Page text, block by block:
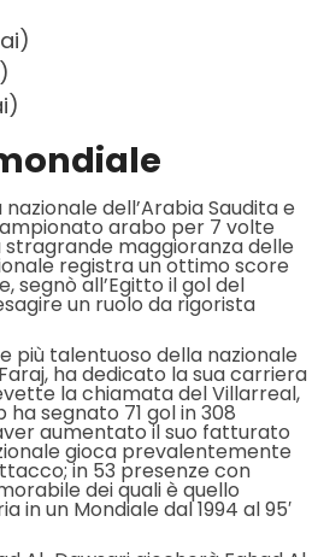
dell’Arabia Saudita e
arabo per 7 volte
maggioranza delle
registra un ottimo score
segnò all’Egitto il gol del
un ruolo da rigorista
talentuoso della nazionale
ha dedicato la sua carriera
la chiamata del Villarreal,
segnato 71 gol in 308
aumentato il suo fatturato
gioca prevalentemente
in 53 presenze con
dei quali è quello
un Mondiale dal 1994 al 95′